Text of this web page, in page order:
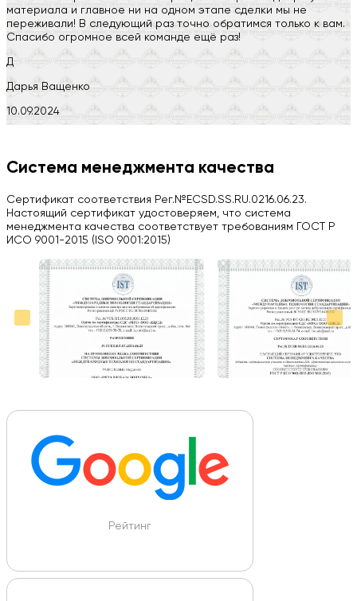
материала и главное ни на одном этапе сделки мы не
переживали! В следующий раз точно обратимся только к вам.
Спасибо огромное всей команде ещё раз!
Д
Дарья Ващенко
10.09.2024
H
03.09.2024
Вся работа выполнена в срок. Всем рекомендую
Больше отзывов на Google Maps
Система менеджмента качества
Сертификат соответствия Рег.№ECSD.SS.RU.0216.06.23.
Настоящий сертификат удостоверяем, что система
менеджмента качества соответствует требованиям ГОСТ Р
ИСО 9001-2015 (ISO 9001:2015)
Рейтинг